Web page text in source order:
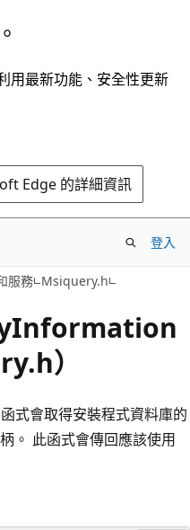
用最新功能、安全性更新
Edge 的詳細資訊
登入
服務 Msiquery.h
）
函式會取得安裝程式資料庫的
。 此函式會傳回應該使用